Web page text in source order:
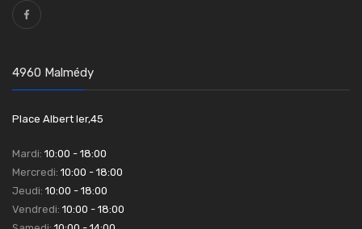
4960 Malmédy
Place Albert Ier,45
Mardi: 10:00 - 18:00
Mercredi: 10:00 - 18:00
Jeudi: 10:00 - 18:00
Vendredi: 10:00 - 18:00